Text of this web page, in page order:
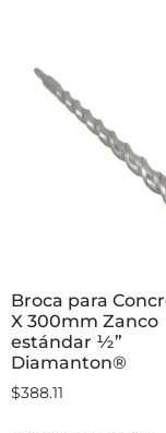
Broca para
X 300mm Zanco
estándar ½”
Diamanton®
$388.11